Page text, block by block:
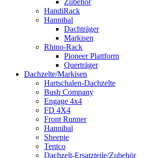
Zubehör
HandiRack
Hannibal
Dachträger
Markisen
Rhino-Rack
Pioneer Plattform
Querträger
Dachzelte/Markisen
Hartschalen-Dachzelte
Bush Company
Engage 4x4
FD 4X4
Front Runner
Hannibal
Sheepie
Tentco
Dachzelt-Ersatzteile/Zubehör